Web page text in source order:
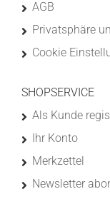
AGB
Privatsphäre
Cookie
SHOPSERVICE
Als Kunde
Ihr Konto
Merkzettel
Newsletter